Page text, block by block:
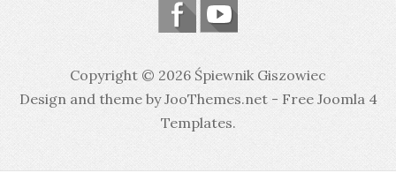
Copyright © 2026 Śpiewnik Giszowiec
Design and theme by JooThemes.net - Free Joomla 4
Templates.